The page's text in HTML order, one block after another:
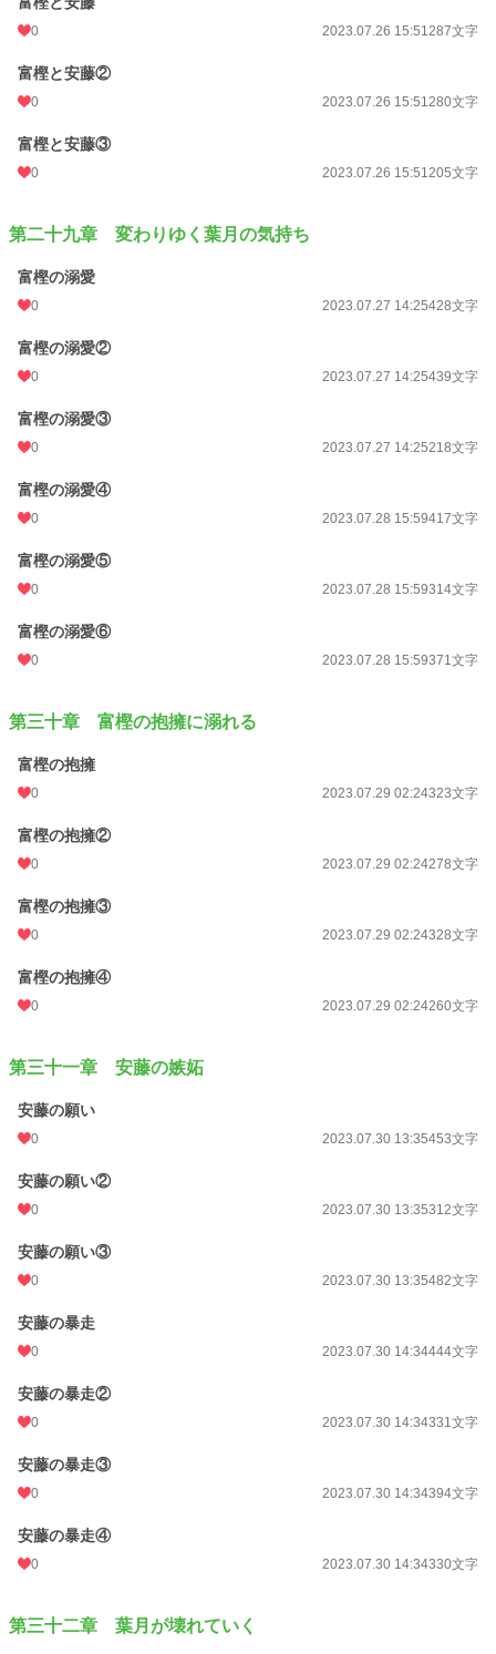
0 2023.07.26 15:51287文字
富樫と安藤②
0 2023.07.26 15:51280文字
富樫と安藤③
0 2023.07.26 15:51205文字
第二十九章 変わりゆく葉月の気持ち
富樫の溺愛
0 2023.07.27 14:25428文字
富樫の溺愛②
0 2023.07.27 14:25439文字
富樫の溺愛③
0 2023.07.27 14:25218文字
富樫の溺愛④
0 2023.07.28 15:59417文字
富樫の溺愛⑤
0 2023.07.28 15:59314文字
富樫の溺愛⑥
0 2023.07.28 15:59371文字
第三十章 富樫の抱擁に溺れる
富樫の抱擁
0 2023.07.29 02:24323文字
富樫の抱擁②
0 2023.07.29 02:24278文字
富樫の抱擁③
0 2023.07.29 02:24328文字
富樫の抱擁④
0 2023.07.29 02:24260文字
第三十一章 安藤の嫉妬
安藤の願い
0 2023.07.30 13:35453文字
安藤の願い②
0 2023.07.30 13:35312文字
安藤の願い③
0 2023.07.30 13:35482文字
安藤の暴走
0 2023.07.30 14:34444文字
安藤の暴走②
0 2023.07.30 14:34331文字
安藤の暴走③
0 2023.07.30 14:34394文字
安藤の暴走④
0 2023.07.30 14:34330文字
第三十二章 葉月が壊れていく